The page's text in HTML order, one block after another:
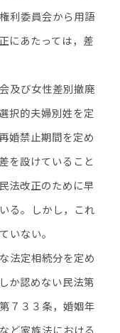
利委員会から用語
にあたっては，差
及び女性差別撤廃
択的夫婦別姓を定
婚禁止期間を定め
を設けていること
法改正のために早
る。しかし，これ
いない。
法定相続分を定め
か認めない民法第
７３３条，婚姻年
ど家族法における